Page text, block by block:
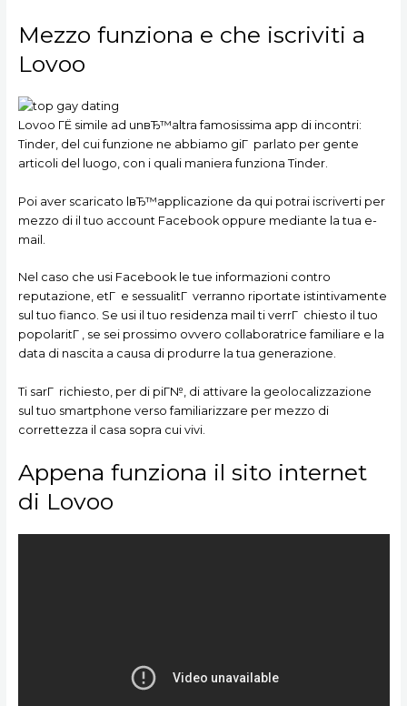
Mezzo funziona e che iscriviti a
Lovoo
Lovoo ГЁ simile ad unвЂ™altra famosissima app di incontri:
Tinder, del cui funzione ne abbiamo giГ parlato per gente
articoli del luogo, con i quali maniera funziona Tinder.
Poi aver scaricato lвЂ™applicazione da qui potrai iscriverti per
mezzo di il tuo account Facebook oppure mediante la tua e-
mail.
Nel caso che usi Facebook le tue informazioni contro
reputazione, etГ e sessualitГ verranno riportate istintivamente
sul tuo fianco. Se usi il tuo residenza mail ti verrГ chiesto il tuo
popolaritГ , se sei prossimo ovvero collaboratrice familiare e la
data di nascita a causa di produrre la tua generazione.
Ti sarГ richiesto, per di piГ№, di attivare la geolocalizzazione
sul tuo smartphone verso familiarizzare per mezzo di
correttezza il casa sopra cui vivi.
Appena funziona il sito internet
di Lovoo